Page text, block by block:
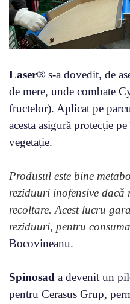
Laser® s-a dovedit, de
de mere, unde combate
fructelor). Aplicat pe
acesta asigură protecție
vegetație.
Produsul este bine
reziduuri inofensive dacă
recoltare. Acest lucru
reziduuri, pentru
Bocovineanu.
Spinosad a devenit un
pentru Cerasus Grup,